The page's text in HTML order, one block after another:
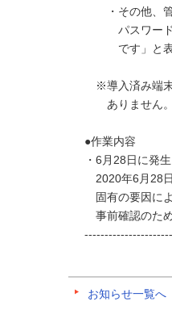
・その他、管
パスワード生
です」と表
※導入済み端末
ありません。
●作業内容
・6月28日に発
2020年6月28
固有の要因に
事前確認のた
お知らせ一覧へ